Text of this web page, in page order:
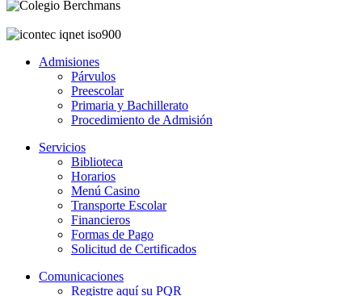
Admisiones
Párvulos
Preescolar
Primaria y Bachillerato
Procedimiento de Admisión
Servicios
Biblioteca
Horarios
Menú Casino
Transporte Escolar
Financieros
Formas de Pago
Solicitud de Certificados
Comunicaciones
Registre aquí su PQR